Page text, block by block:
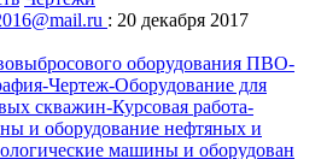
: 20 декабря 2017